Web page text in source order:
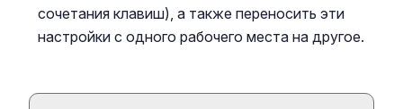
сочетания клавиш), а также переносить эти
настройки с одного рабочего места на другое.